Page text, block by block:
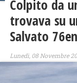
Colpito da
trovava su
Salvato
Lunedì, 08 Novembre